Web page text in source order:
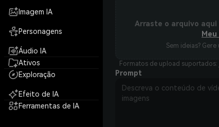
Imagem IA
Personagens
Áudio IA
Ativos
Exploração
Efeito de IA
Ferramentas de IA
Arraste o arquivo
Sem ideias?
Formatos de upload
Prompt